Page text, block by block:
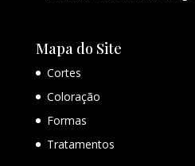
Mapa do Site
Cortes
Coloração
Formas
Tratamentos